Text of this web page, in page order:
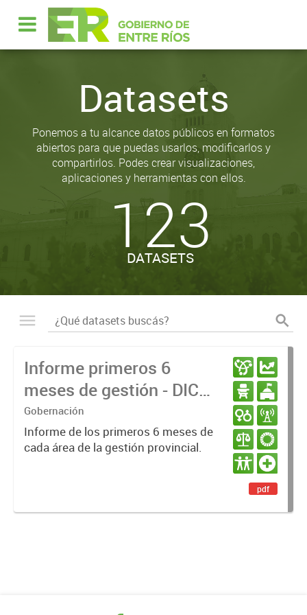
Datasets
Ponemos a tu alcance datos públicos en formatos
abiertos para que puedas usarlos, modificarlos y
compartirlos. Podes crear visualizaciones,
aplicaciones y herramientas con ellos.
123
DATASETS
Informe primeros 6
meses de gestión - DIC
23 / JUN 24
Gobernación
Informe de los primeros 6 meses de
cada área de la gestión provincial.
pdf